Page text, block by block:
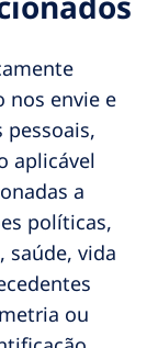
nos envie e
aplicável
a
políticas,
saúde, vida
ou